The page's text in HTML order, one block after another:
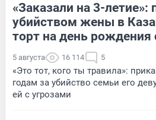
«Заказали на 3-летие»:
убийством жены в
торт на день рождения
5 августа 16 114 5
«Это тот, кого ты травила»:
годам за убийство семьи его
ей с угрозами